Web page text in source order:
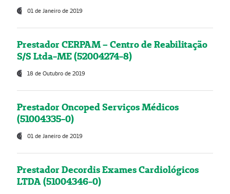
01 de Janeiro de 2019
Prestador CERPAM – Centro de Reabilitação
S/S Ltda-ME (52004274-8)
18 de Outubro de 2019
Prestador Oncoped Serviços Médicos
(51004335-0)
01 de Janeiro de 2019
Prestador Decordis Exames Cardiológicos
LTDA (51004346-0)